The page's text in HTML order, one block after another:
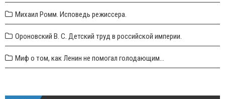
Михаил Ромм. Исповедь режиссера.
Ороновский В. С. Детский труд в российской империи.
Миф о том, как Ленин не помогал голодающим...